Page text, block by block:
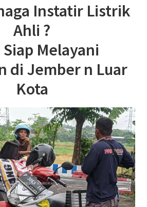
Instatir Listrik
Ahli ?
Melayani
di Jember n Luar
Kota